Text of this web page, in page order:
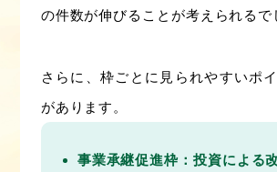
の件数が伸びることが考えられるで
さらに、枠ごとに見られやすいポ
があります。
事業承継促進枠：投資による